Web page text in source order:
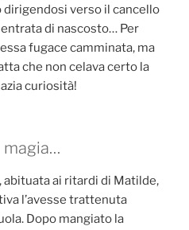
verso il cancello
di nascosto… Per
fugace camminata, ma
che non celava certo la
curiosità!
magia…
abituata ai ritardi di Matilde,
l’avesse trattenuta
Dopo mangiato la